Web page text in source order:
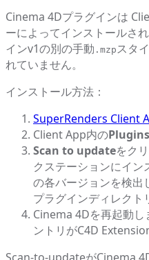
Cinema 4Dプラグインは
ーによってインストールさ
インv1の別の手動 .mzpスタ
れていません。
インストール方法：
SuperRenders Client
Client App内のPlugins
Scan to updateをク
クステーションにイ
の各バージョンを検出
プラグインディレクト
Cinema 4Dを再起動
ントリがC4D